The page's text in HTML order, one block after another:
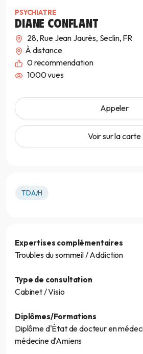
PSYCHIATRE
DIANE CONFLANT
28, Rue Jean Jaurès, Seclin, FR
À distance
0recommendation
1000 vues
Appeler
Voir sur la carte
TDA/H
Expertises complémentaires
Troubles du sommeil / Addiction
Type de consultation
Cabinet / Visio
Diplômes/Formations
Diplôme d'État de docteur en
médecine d'Amiens